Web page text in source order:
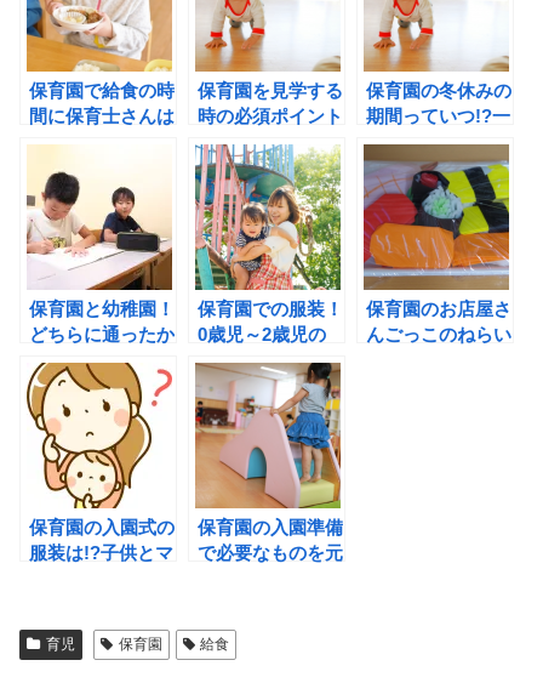
保育園で給食の時
間に保育士さんは
子供にどのように
接しているの!?
保育園を見学する
時の必須ポイント
は!?時期やアポの
とり方も。
保育園の冬休みの
期間っていつ!?一
時保育や特別保育
ってあるの!?
保育園と幼稚園！
どちらに通ったか
で子供の学力に差
が出るの!?
保育園での服装！
0歳児～2歳児の
おすすめを年齢別
にご紹介します！
保育園のお店屋さ
んごっこのねらい
保育園の入園式の
服装は!?子供とマ
保育園の入園準備
で必要なものを元
育児 保育園 給食